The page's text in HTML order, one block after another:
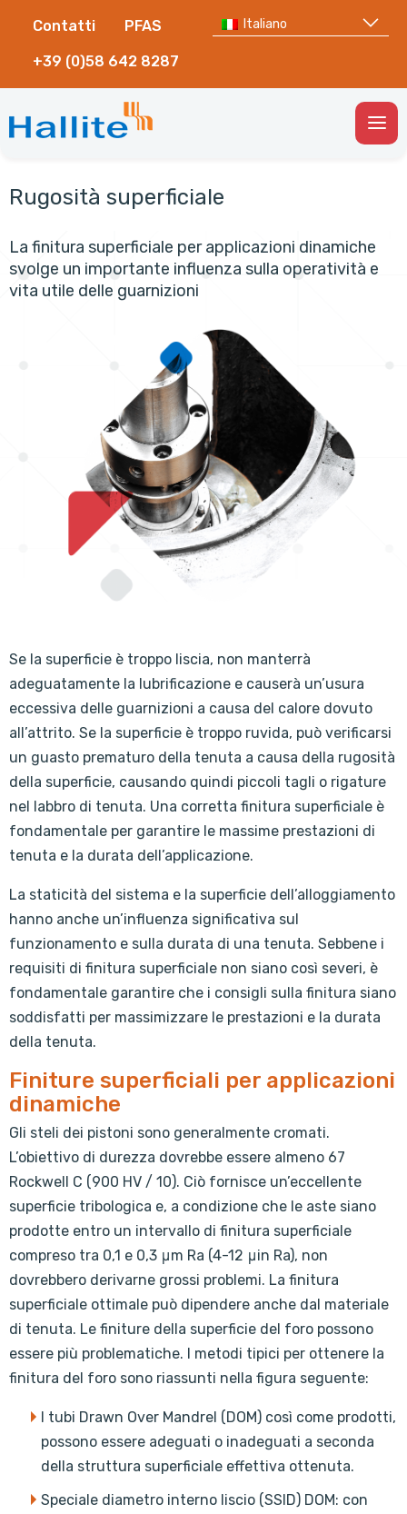
Contatti PFAS
+39 (0)58 642 8287
Italiano
Rugosità superficiale
La finitura superficiale per applicazioni dinamiche
svolge un importante influenza sulla operatività e
vita utile delle guarnizioni
Se la superficie è troppo liscia, non manterrà
adeguatamente la lubrificazione e causerà un’usura
eccessiva delle guarnizioni a causa del calore dovuto
all’attrito. Se la superficie è troppo ruvida, può verificarsi
un guasto prematuro della tenuta a causa della rugosità
della superficie, causando quindi piccoli tagli o rigature
nel labbro di tenuta. Una corretta finitura superficiale è
fondamentale per garantire le massime prestazioni di
tenuta e la durata dell’applicazione.
La staticità del sistema e la superficie dell’alloggiamento
hanno anche un’influenza significativa sul
funzionamento e sulla durata di una tenuta. Sebbene i
requisiti di finitura superficiale non siano così severi, è
fondamentale garantire che i consigli sulla finitura siano
soddisfatti per massimizzare le prestazioni e la durata
della tenuta.
Finiture superficiali per applicazioni
dinamiche
Gli steli dei pistoni sono generalmente cromati.
L’obiettivo di durezza dovrebbe essere almeno 67
Rockwell C (900 HV / 10). Ciò fornisce un’eccellente
superficie tribologica e, a condizione che le aste siano
prodotte entro un intervallo di finitura superficiale
compreso tra 0,1 e 0,3 μm Ra (4-12 μin Ra), non
dovrebbero derivarne grossi problemi. La finitura
superficiale ottimale può dipendere anche dal materiale
di tenuta. Le finiture della superficie del foro possono
essere più problematiche. I metodi tipici per ottenere la
finitura del foro sono riassunti nella figura seguente:
I tubi Drawn Over Mandrel (DOM) così come prodotti,
possono essere adeguati o inadeguati a seconda
della struttura superficiale effettiva ottenuta.
Speciale diametro interno liscio (SSID) DOM: con